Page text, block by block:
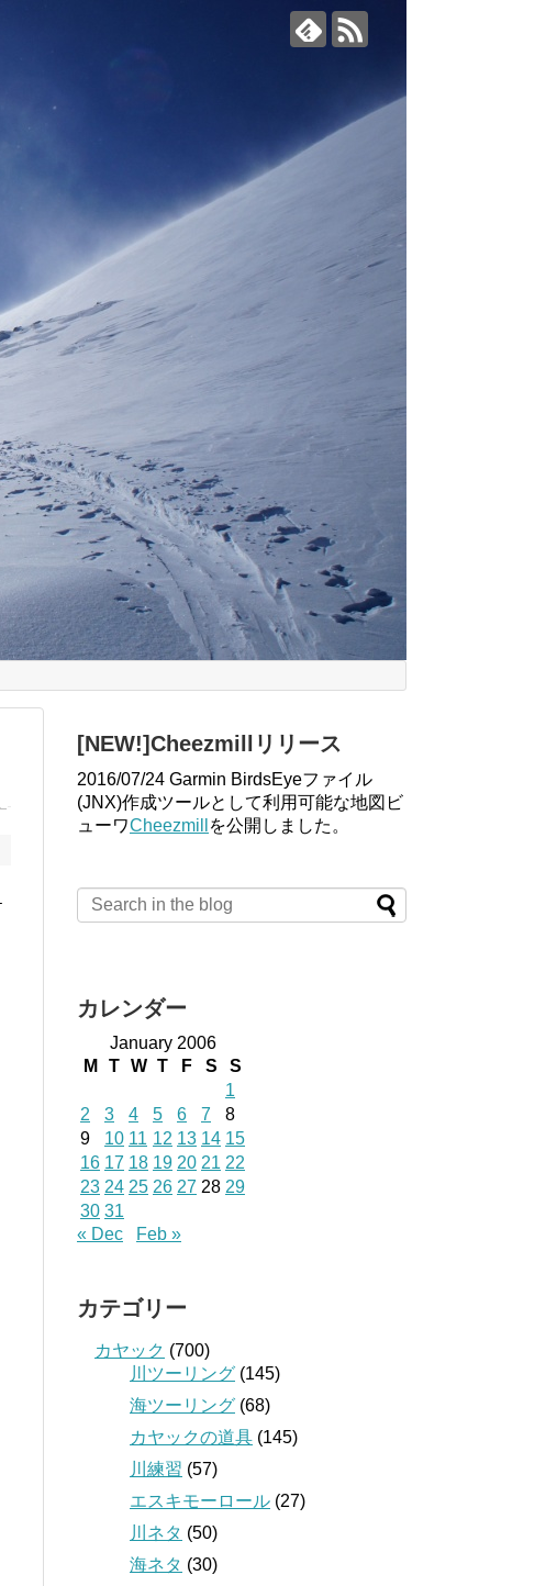
[NEW!]Cheezmillリリース
2016/07/24 Garmin BirdsEyeファイル
(JNX)作成ツールとして利用可能な地図ビ
ューワCheezmill を公開しました。
カレンダー
January 2006
M
T W T F S
S
1
2
3 4 5 6 7
8
9
10 11 12 13 14 15
16 17 18 19 20 21 22
23 24 25 26 27 28 29
30 31
« Dec
Feb »
カテゴリー
カヤック (700)
川ツーリング (145)
海ツーリング (68)
カヤックの道具 (145)
川練習 (57)
エスキモーロール (27)
川ネタ (50)
海ネタ (30)